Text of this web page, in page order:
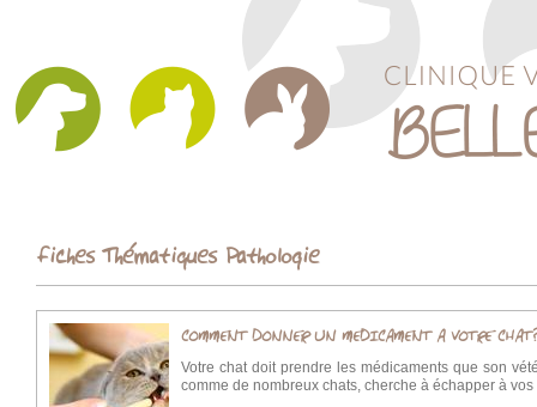
Fiches Thématiques Pathologie
COMMENT DONNER UN MEDICAMENT A VOTRE
Votre chat doit prendre les médicaments que son
comme de nombreux chats, cherche à échapper à